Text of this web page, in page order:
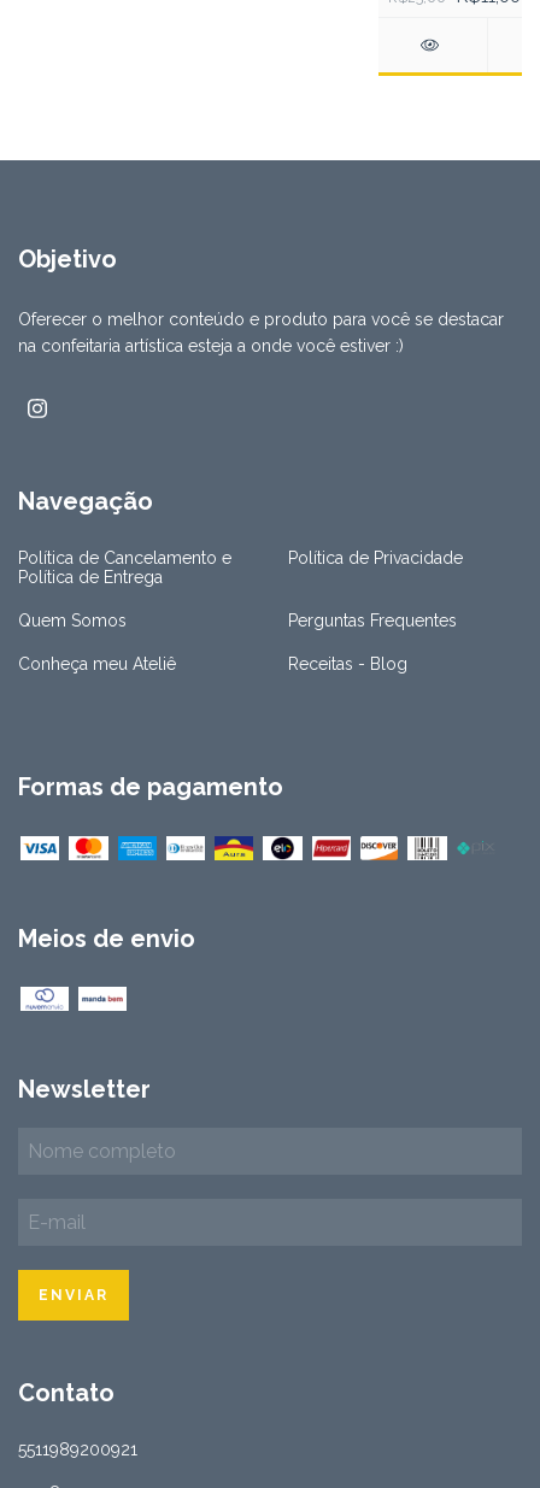
Objetivo
Oferecer o melhor conteúdo e produto para você se destacar
na confeitaria artística esteja a onde você estiver :)
Navegação
Política de Cancelamento e
Política de Entrega
Política de Privacidade
Quem Somos Perguntas Frequentes
Conheça meu Ateliê Receitas - Blog
Formas de pagamento
Meios de envio
Newsletter
Contato
5511989200921